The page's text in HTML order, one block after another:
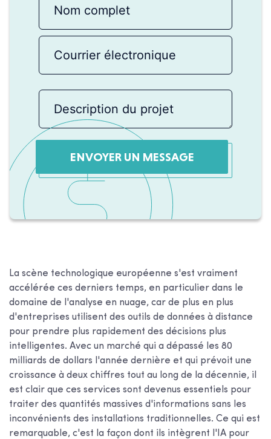
ENVOYER UN MESSAGE
La scène technologique européenne s'est vraiment
accélérée ces derniers temps, en particulier dans le
domaine de l'analyse en nuage, car de plus en plus
d'entreprises utilisent des outils de données à distance
pour prendre plus rapidement des décisions plus
intelligentes. Avec un marché qui a dépassé les 80
milliards de dollars l'année dernière et qui prévoit une
croissance à deux chiffres tout au long de la décennie, il
est clair que ces services sont devenus essentiels pour
traiter des quantités massives d'informations sans les
inconvénients des installations traditionnelles. Ce qui est
remarquable, c'est la façon dont ils intègrent l'IA pour